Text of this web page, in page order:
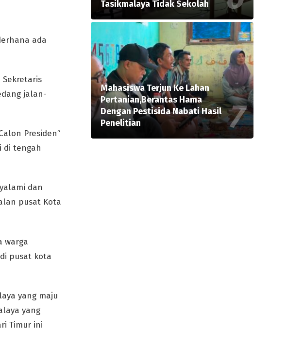
ada
Sekretaris
jalan-
Presiden”
di tengah
dan
pusat Kota
warga
pusat kota
yang maju
yang
Timur ini
Tasikmalaya Tidak Sekolah
Mahasiswa Terjun Ke Lahan
Pertanian,Berantas Hama
Dengan Pestisida Nabati Hasil
Penelitian